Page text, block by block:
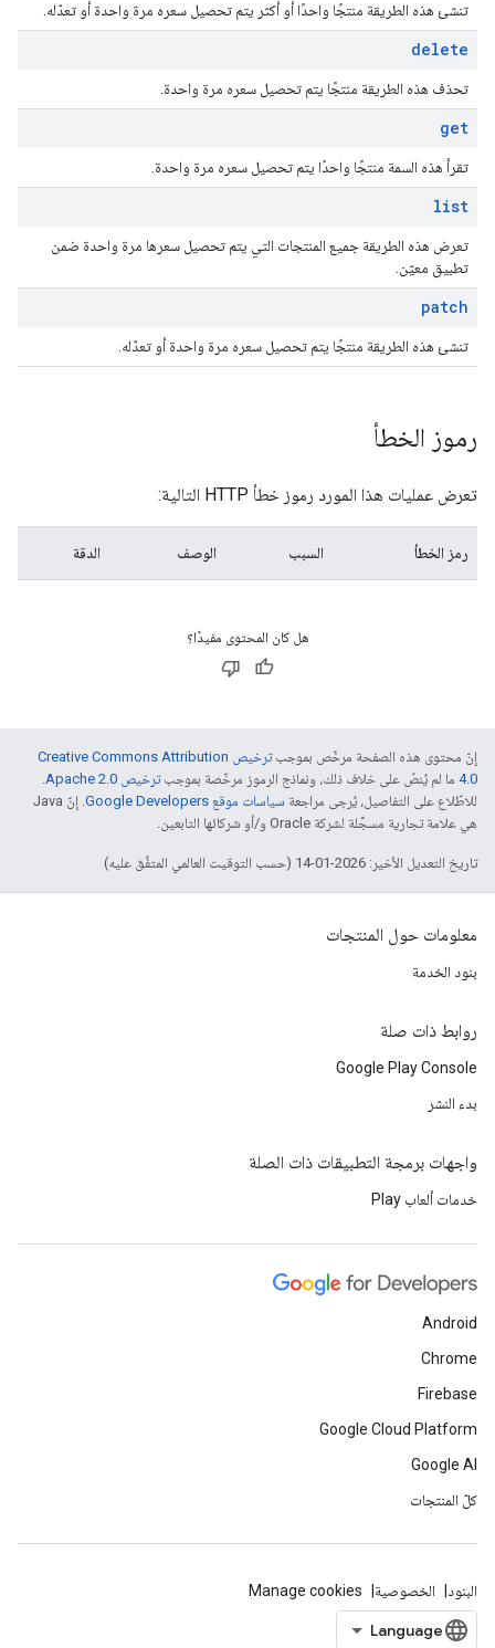
تنشئ هذه الطريقة منتجًا واحدًا أو أكثر يتم تحصيل سعره مرة واحدة أو تعدّله.
delete
تحذف هذه الطريقة منتجًا يتم تحصيل سعره مرة واحدة.
get
تقرأ هذه السمة منتجًا واحدًا يتم تحصيل سعره مرة واحدة.
list
تعرض هذه الطريقة جميع المنتجات التي يتم تحصيل سعرها مرة واحدة ضمن
تطبيق معيّن.
patch
تنشئ هذه الطريقة منتجًا يتم تحصيل سعره مرة واحدة أو تعدّله.
رموز الخطأ
تعرض عمليات هذا المورد رموز خطأ HTTP التالية:
رمز الخطأ السبب الوصف الدقة
هل كان المحتوى مفيدًا؟
إنّ محتوى هذه الصفحة مرخّص بموجب
ترخيص Creative Commons Attribution
4.0‏ ما لم يُنصّ على خلاف ذلك، ونماذج الرموز مرخّصة بموجبترخيص Apache 2.0‏
.
للاطّلاع على التفاصيل، يُرجى مراجعة سياسات موقع Google Developers‏
. إنّ Java
هي علامة تجارية مسجَّلة لشركة Oracle و/أو شركائها التابعين.
تاريخ التعديل الأخير: 2026-01-14 (حسب التوقيت العالمي المتفَّق عليه)
معلومات حول المنتجات
بنود الخدمة
روابط ذات صلة
Google Play Console
بدء النشر
واجهات برمجة التطبيقات ذات الصلة
خدمات ألعاب Play
Android
Chrome
Firebase
Google Cloud Platform
Google AI
كلّ المنتجات
البنود الخصوصية Manage cookies